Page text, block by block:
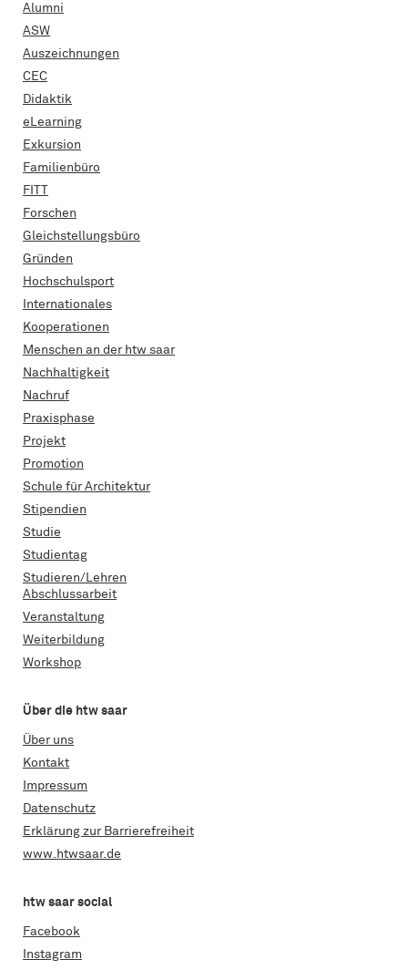
Alumni
ASW
Auszeichnungen
CEC
Didaktik
eLearning
Exkursion
Familienbüro
FITT
Forschen
Gleichstellungsbüro
Gründen
Hochschulsport
Internationales
Kooperationen
Menschen an der htw saar
Nachhaltigkeit
Nachruf
Praxisphase
Projekt
Promotion
Schule für Architektur
Stipendien
Studie
Studientag
Studieren/Lehren
Abschlussarbeit
Veranstaltung
Weiterbildung
Workshop
Über die htw saar
Über uns
Kontakt
Impressum
Datenschutz
Erklärung zur Barrierefreiheit
www.htwsaar.de
htw saar social
Facebook
Instagram